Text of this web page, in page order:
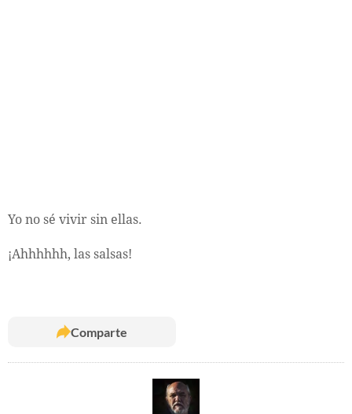
Yo no sé vivir sin ellas.
¡Ahhhhhh, las salsas!
Comparte